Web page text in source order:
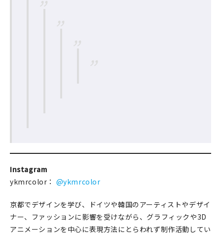
Instagram
ykmrcolor： @ykmrcolor
京都でデザインを学び、ドイツや韓国のアーティストやデザイ
ナー、ファッションに影響を受けながら、グラフィックや3D
アニメーションを中心に表現方法にとらわれず制作活動してい